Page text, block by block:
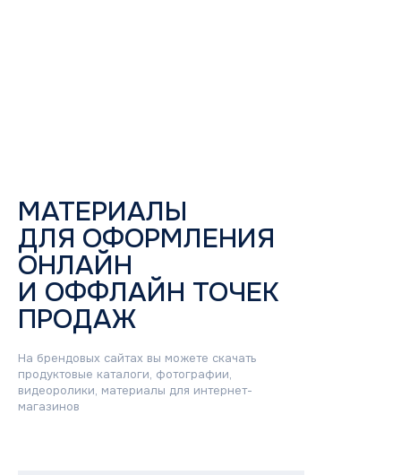
МАТЕРИАЛЫ
ДЛЯ ОФОРМЛЕНИЯ
ОНЛАЙН
И ОФФЛАЙН ТОЧЕК
ПРОДАЖ
На брендовых сайтах вы можете скачать
продуктовые каталоги, фотографии,
видеоролики, материалы для интернет-
магазинов